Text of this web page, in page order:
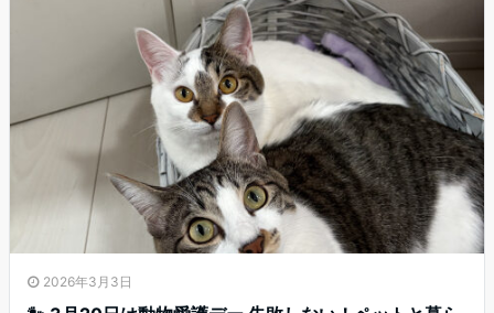
2026年3月3日